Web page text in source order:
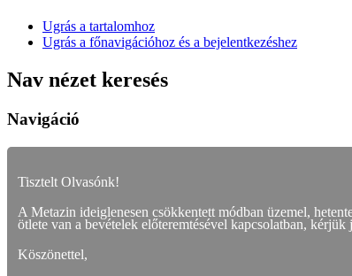
Ugrás a tartalomhoz
Ugrás a főnavigációhoz és a bejelentkezéshez
Nav nézet keresés
Navigáció
Tisztelt Olvasónk!
A Metazin ideiglenesen csökkentett módban üzemel,
ötlete van a bevételek előteremtésével kapcsolatban, kérjük
Köszönettel,